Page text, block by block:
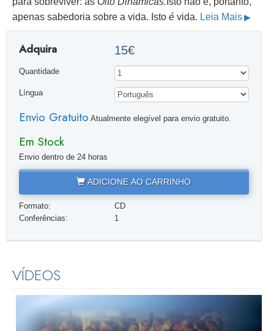
apenas sabedoria sobre a vida. Isto é vida. Leia Mais
Adquira 15€
Quantidade
Língua
Envio Gratuito Atualmente elegível para envio gratuito.
Em Stock
Envio dentro de 24 horas
ADICIONE AO CARRINHO
Formato:
CD
Conferências:
1
VÍDEOS